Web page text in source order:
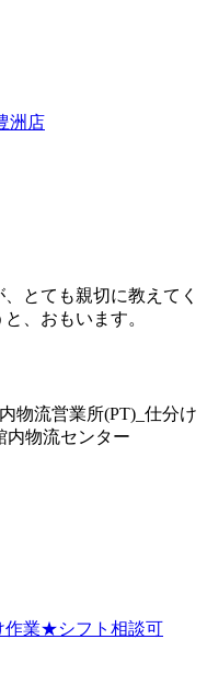
洲店
とても親切に教えてく
、おもいます。
物流営業所(PT)_仕分け
内物流センター
作業★シフト相談可